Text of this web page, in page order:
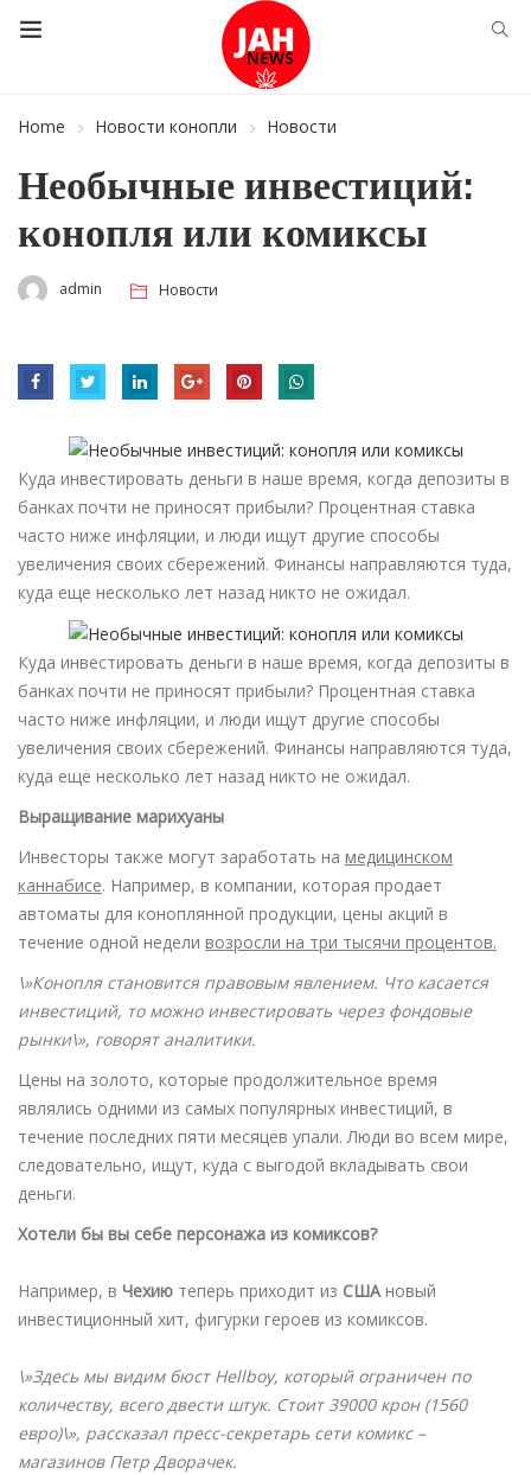
Home Новости конопли Новости
Необычные инвестиций:
конопля или комиксы
admin Новости
Куда инвестировать деньги в наше время, когда депозиты в
банках почти не приносят прибыли? Процентная ставка
часто ниже инфляции, и люди ищут другие способы
увеличения своих сбережений. Финансы направляются туда,
куда еще несколько лет назад никто не ожидал.
Куда инвестировать деньги в наше время, когда депозиты в
банках почти не приносят прибыли? Процентная ставка
часто ниже инфляции, и люди ищут другие способы
увеличения своих сбережений. Финансы направляются туда,
куда еще несколько лет назад никто не ожидал.
Выращивание марихуаны
Инвесторы также могут заработать на медицинском
каннабисе. Например, в компании, которая продает
автоматы для коноплянной продукции, цены акций в
течение одной недели возросли на три тысячи процентов.
\»Конопля становится правовым явлением. Что касается
инвестиций, то можно инвестировать через фондовые
рынки\», говорят аналитики.
Цены на золото, которые продолжительное время
являлись одними из самых популярных инвестиций, в
течение последних пяти месяцев упали. Люди во всем мире,
следовательно, ищут, куда с выгодой вкладывать свои
деньги.
Хотели бы вы себе персонажа из комиксов?
Например, в Чехию теперь приходит из СШАновый
инвестиционный хит, фигурки героев из комиксов.
\»Здесь мы видим бюст Hellboy, который ограничен по
количеству, всего двести штук. Стоит 39000 крон (1560
евро)\», рассказал пресс-секретарь сети комикс –
магазинов Петр Дворачек.